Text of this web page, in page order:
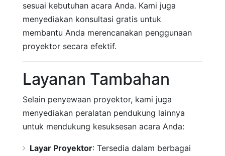
sesuai kebutuhan acara Anda. Kami juga
menyediakan konsultasi gratis untuk
membantu Anda merencanakan penggunaan
proyektor secara efektif.
Layanan Tambahan
Selain penyewaan proyektor, kami juga
menyediakan peralatan pendukung lainnya
untuk mendukung kesuksesan acara Anda:
Layar Proyektor: Tersedia dalam berbagai